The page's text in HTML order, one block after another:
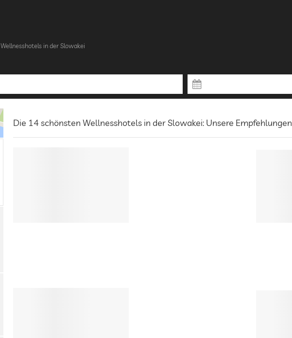
Wellnesshotels in der Slowakei
Die 14 schönsten Wellnesshotels in der Slowakei: Unsere Empfehlungen